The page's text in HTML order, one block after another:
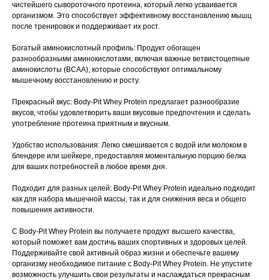
чистейшего сывороточного протеина, который легко усваивается
организмом. Это способствует эффективному восстановлению мышц
после тренировок и поддерживает их рост.
Богатый аминокислотный профиль: Продукт обогащен
разнообразными аминокислотами, включая важные ветвистоцепные
аминокислоты (BCAA), которые способствуют оптимальному
мышечному восстановлению и росту.
Прекрасный вкус: Body-Pit Whey Protein предлагает разнообразие
вкусов, чтобы удовлетворить ваши вкусовые предпочтения и сделать
употребление протеина приятным и вкусным.
Удобство использования: Легко смешивается с водой или молоком в
блендере или шейкере, предоставляя моментальную порцию белка
для ваших потребностей в любое время дня.
Подходит для разных целей: Body-Pit Whey Protein идеально подходит
как для набора мышечной массы, так и для снижения веса и общего
повышения активности.
С Body-Pit Whey Protein вы получаете продукт высшего качества,
который поможет вам достичь ваших спортивных и здоровых целей.
Поддерживайте свой активный образ жизни и обеспечьте вашему
организму необходимое питание с Body-Pit Whey Protein. Не упустите
возможность улучшить свои результаты и наслаждаться прекрасным